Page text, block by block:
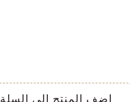
اضف المنتج الى السلة